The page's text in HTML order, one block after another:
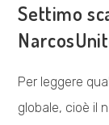
Settimo
Per leggere
globale, cioè il